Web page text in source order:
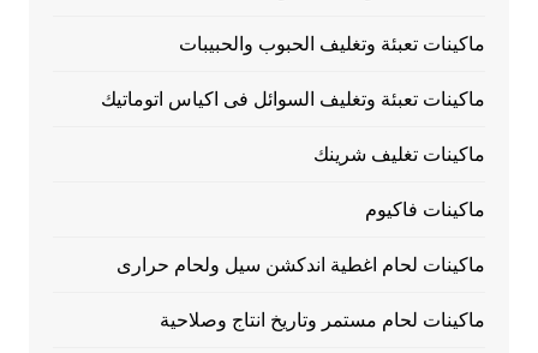
ماكينات تعبئة وتغليف الحبوب والحبيبات
ماكينات تعبئة وتغليف السوائل فى اكياس اتوماتيك
ماكينات تغليف شرينك
ماكينات فاكيوم
ماكينات لحام اغطية اندكشن سيل ولحام حرارى
ماكينات لحام مستمر وتاريخ انتاج وصلاحية